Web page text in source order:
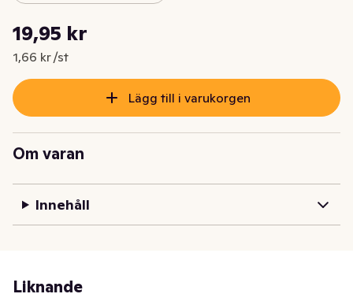
Nuvarande pris är: 19,95 kr
19,95 kr
1,66 kr /st
Styckpris: 1,66 kr /st
Lägg till i varukorgen
Om varan
Innehåll
Liknande